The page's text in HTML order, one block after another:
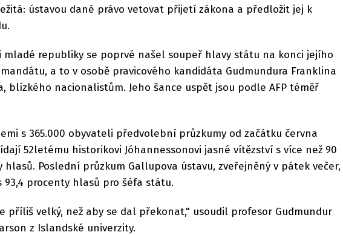
ústavou dané právo vetovat přijetí zákona a předložit jej k
mladé republiky se poprvé našel soupeř hlavy státu na konci jejího
a to v osobě pravicového kandidáta Gudmundura Franklina
blízkého nacionalistům. Jeho šance uspět jsou podle AFP téměř
s 365.000 obyvateli předvolební průzkumy od začátku června
52letému historikovi Jóhannessonovi jasné vítězství s více než 90
hlasů. Poslední průzkum Gallupova ústavu, zveřejněný v pátek večer,
93,4 procenty hlasů pro šéfa státu.
příliš velký, než aby se dal překonat," usoudil profesor Gudmundur
z Islandské univerzity.